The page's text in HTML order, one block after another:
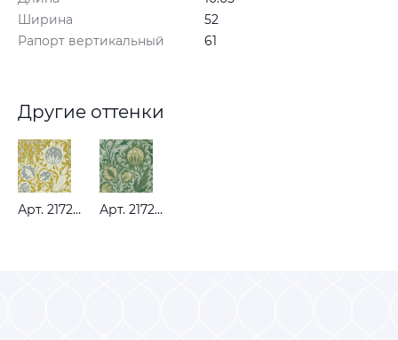
Ширина
52
Рапорт вертикальный
61
Другие оттенки
Арт. 217202 Арт. 217201